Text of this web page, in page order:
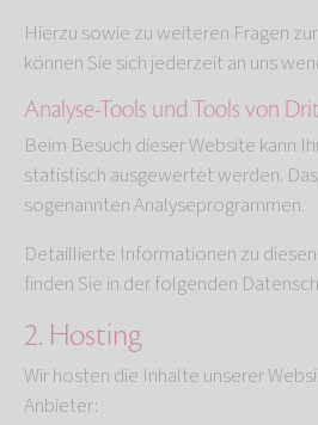
Hierzu sowie zu weiteren Fragen
können Sie sich jederzeit an uns
Analyse-Tools und Tools von
Beim Besuch dieser Website kann
statistisch ausgewertet werden.
sogenannten Analyseprogrammen.
Detaillierte Informationen zu
finden Sie in der folgenden
2. Hosting
Wir hosten die Inhalte unserer
Anbieter: